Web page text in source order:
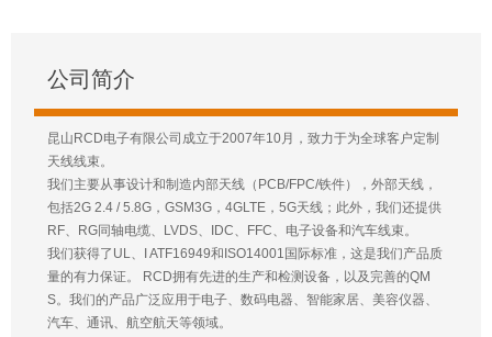
公司简介
昆山RCD电子有限公司成立于2007年10月，致力于为全球客户定制
天线线束。
我们主要从事设计和制造内部天线（PCB/FPC/铁件），外部天线，
包括2G 2.4 / 5.8G，GSM3G，4GLTE，5G天线；此外，我们还提供
RF、RG同轴电缆、LVDS、IDC、FFC、电子设备和汽车线束。
我们获得了UL、I ATF16949和ISO14001国际标准，这是我们产品质
量的有力保证。 RCD拥有先进的生产和检测设备，以及完善的QM
S。我们的产品广泛应用于电子、数码电器、智能家居、美容仪器、
汽车、通讯、航空航天等领域。